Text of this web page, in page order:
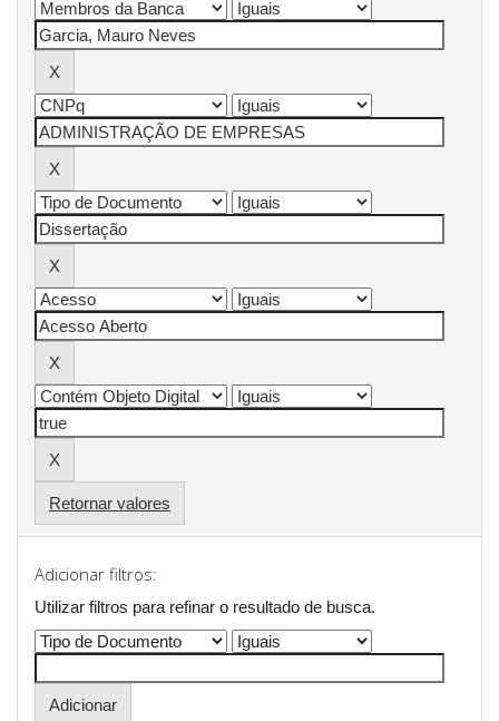
Retornar valores
Adicionar filtros:
Utilizar filtros para refinar o resultado de busca.